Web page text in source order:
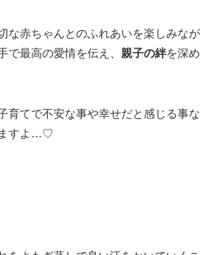
な赤ちゃんとのふれあいを楽しみなが
で最高の愛情を伝え、 親子の絆を深め
育てで不安な事や幸せだと感じる事な
ますよ…♡